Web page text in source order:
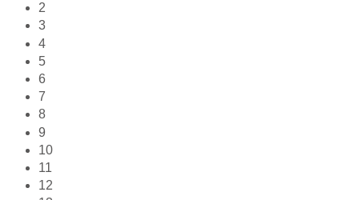
2
3
4
5
6
7
8
9
10
11
12